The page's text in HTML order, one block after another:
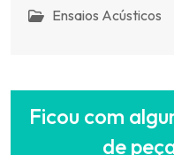
Ensaios Acústicos
Ficou com
de